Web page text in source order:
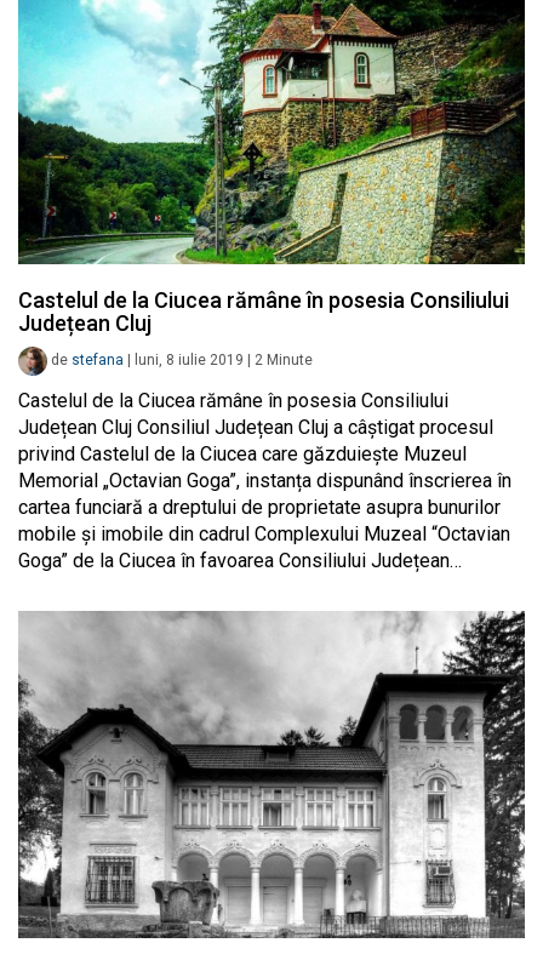
Castelul de la Ciucea rămâne în posesia Consiliului
Județean Cluj
de stefana luni, 8 iulie 2019 2 Minute
Castelul de la Ciucea rămâne în posesia Consiliului
Județean Cluj Consiliul Județean Cluj a câștigat procesul
privind Castelul de la Ciucea care găzduiește Muzeul
Memorial „Octavian Goga”, instanța dispunând înscrierea în
cartea funciară a dreptului de proprietate asupra bunurilor
mobile și imobile din cadrul Complexului Muzeal “Octavian
Goga” de la Ciucea în favoarea Consiliului Județean…